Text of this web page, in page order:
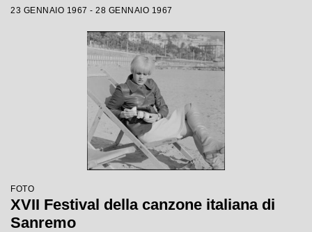
23 GENNAIO 1967 - 28 GENNAIO 1967
FOTO
XVII Festival della canzone italiana di
Sanremo